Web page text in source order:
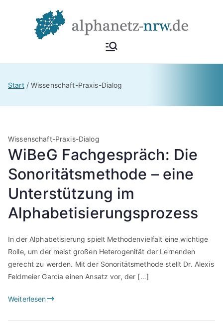
Alphan
Grundbildung NRW
Start Wissenschaft-Praxis-Dialog
Wissenschaft-Praxis-Dialog
WiBeG Fachgespräch: Die
Sonoritätsmethode – eine
Unterstützung im
Alphabetisierungsprozess
In der Alphabetisierung spielt Methodenvielfalt eine wichtige
Rolle, um der meist großen Heterogenität der Lernenden
gerecht zu werden. Mit der Sonoritätsmethode stellt Dr. Alexis
Feldmeier García einen Ansatz vor, der […]
Weiterlesen